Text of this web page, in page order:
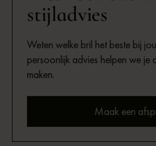
stijladvies
Weten welke bril het beste bij
persoonlijk advies helpen we je
maken.
Maak een